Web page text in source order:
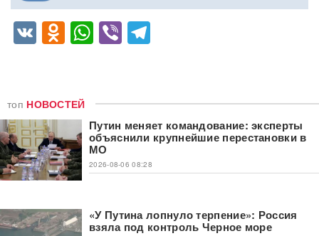
VKOdnoklassniki
WhatsApp
Viber
топ НОВОСТЕЙ
Путин меняет командование: эксперты
объяснили крупнейшие перестановки в
МО
2026-08-06 08:28
«У Путина лопнуло терпение»: Россия
взяла под контроль Черное море